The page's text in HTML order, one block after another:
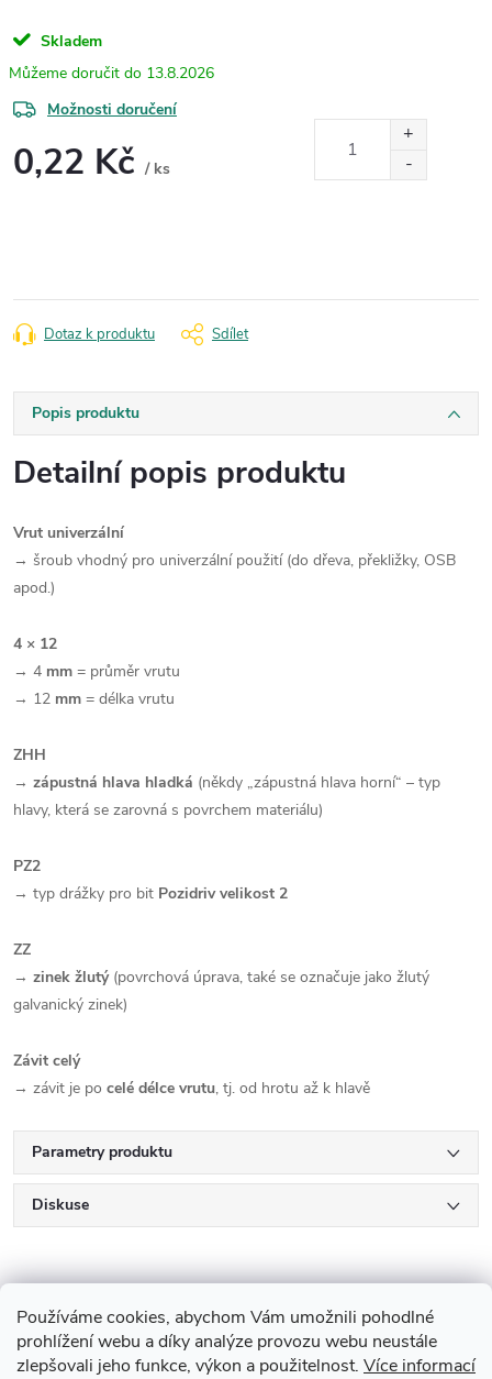
Používáme cookies, abychom Vám umožnili pohodlné
prohlížení webu a díky analýze provozu webu neustále
zlepšovali jeho funkce, výkon a použitelnost. Více informací
Skladem
13.8.2026
Možnosti doručení
0,22 Kč / ks
Dotaz k produktu Sdílet
Popis produktu
Detailní popis produktu
Vrut univerzální
→ šroub vhodný pro univerzální použití (do dřeva, překližky, OSB
apod.)
4 × 12
→ 4 mm = průměr vrutu
→ 12 mm = délka vrutu
ZHH
→ zápustná hlava hladká (někdy „zápustná hlava horní“ – typ
hlavy, která se zarovná s povrchem materiálu)
PZ2
→ typ drážky pro bit Pozidriv velikost 2
ZZ
→ zinek žlutý(povrchová úprava, také se označuje jako žlutý
galvanický zinek)
Závit celý
→ závit je po celé délce vrutu, tj. od hrotu až k hlavě
Parametry produktu
Diskuse